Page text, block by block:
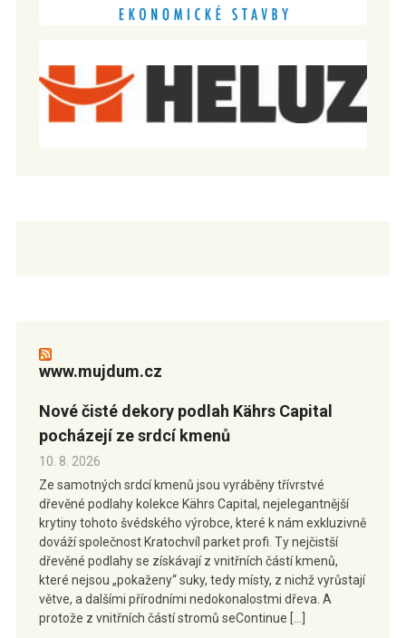
www.mujdum.cz
Nové čisté dekory podlah Kährs Capital
pocházejí ze srdcí kmenů
10. 8. 2026
Ze samotných srdcí kmenů jsou vyráběny třívrstvé
dřevěné podlahy kolekce Kährs Capital, nejelegantnější
krytiny tohoto švédského výrobce, které k nám exkluzivně
dováží společnost Kratochvíl parket profi. Ty nejčistší
dřevěné podlahy se získávají z vnitřních částí kmenů,
které nejsou „pokaženy“ suky, tedy místy, z nichž vyrůstají
větve, a dalšími přírodními nedokonalostmi dřeva. A
protože z vnitřních částí stromů seContinue […]